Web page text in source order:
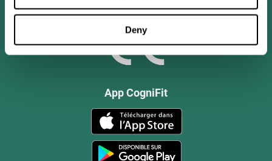
Deny
App CogniFit